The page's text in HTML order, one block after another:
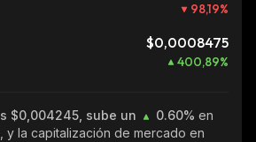
98,19%
$0,0008475
400,89%
$0,004245, sube un 0.60% en
y la capitalización de mercado en